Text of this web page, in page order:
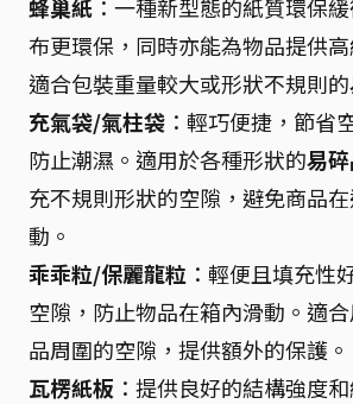
蜂巢紙 ：一種新型態的紙質環保
布更環保，同時亦能為物品提供
適合包裝重量較大或形狀不規則的
充氣袋/氣柱袋 ：輕巧便捷，節省
防止潮濕。適用於各種形狀的易
充不規則形狀的空隙，避免商品
動。
乖乖粒/保麗龍粒 ：輕便且填充性
空隙，防止物品在箱內滑動。適
品周圍的空隙，提供額外的保護。
瓦楞紙板 ：提供良好的結構強度